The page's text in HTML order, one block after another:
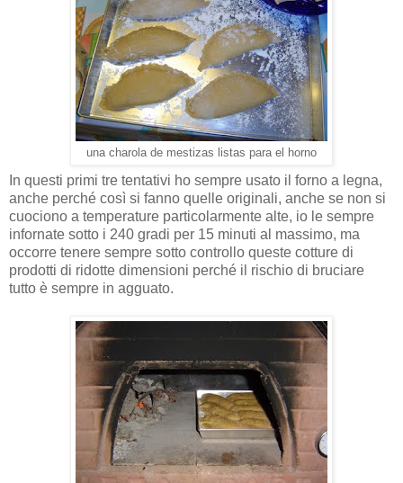
una charola de mestizas listas para el horno
In questi primi tre tentativi ho sempre usato il forno a legna,
anche perché così si fanno quelle originali, anche se non si
cuociono a temperature particolarmente alte, io le sempre
infornate sotto i 240 gradi per 15 minuti al massimo, ma
occorre tenere sempre sotto controllo queste cotture di
prodotti di ridotte dimensioni perché il rischio di bruciare
tutto è sempre in agguato.